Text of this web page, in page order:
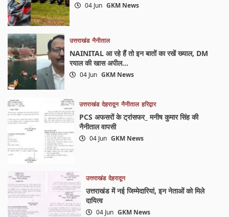
04 Jun GKM News
उत्तराखंड नैनीताल
NAINITAL आ रहे हैं तो इन बातों का रखें ख्याल, DM
रयाल की खास अपील…
04 Jun GKM News
उत्तराखंड देहरादून नैनीताल हरिद्वार
PCS अफसरों के ट्रांसफर_ मनीष कुमार सिंह की
नैनीताल वापसी
04 Jun GKM News
उत्तराखंड देहरादून
उत्तराखंड में नई जिम्मेदारियां, इन नेताओं को मिले
दायित्व
04 Jun GKM News